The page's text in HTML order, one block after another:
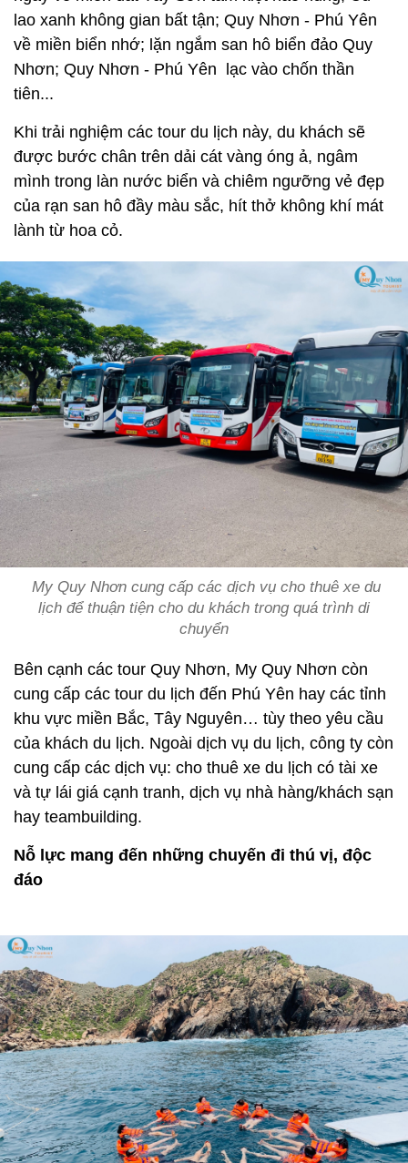
lao xanh không gian bất tận; Quy Nhơn - Phú Yên
về miền biển nhớ; lặn ngắm san hô biển đảo Quy
Nhơn; Quy Nhơn - Phú Yên lạc vào chốn thần
tiên...
Khi trải nghiệm các tour du lịch này, du khách sẽ
được bước chân trên dải cát vàng óng ả, ngâm
mình trong làn nước biển và chiêm ngưỡng vẻ đẹp
của rạn san hô đầy màu sắc, hít thở không khí mát
lành từ hoa cỏ.
My Quy Nhơn cung cấp các dịch vụ cho thuê xe du
lịch để thuận tiện cho du khách trong quá trình di
chuyển
Bên cạnh các tour Quy Nhơn, My Quy Nhơn còn
cung cấp các tour du lịch đến Phú Yên hay các tỉnh
khu vực miền Bắc, Tây Nguyên… tùy theo yêu cầu
của khách du lịch. Ngoài dịch vụ du lịch, công ty còn
cung cấp các dịch vụ: cho thuê xe du lịch có tài xe
và tự lái giá cạnh tranh, dịch vụ nhà hàng/khách sạn
hay teambuilding.
Nỗ lực mang đến những chuyến đi thú vị, độc
đáo